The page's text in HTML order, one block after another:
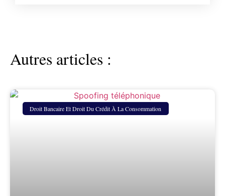
Autres articles :
Droit Bancaire Et Droit Du Crédit À La Consommation